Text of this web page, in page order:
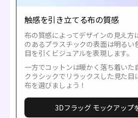
触感を引き立てる布の質感
布の質感によってデザインの見え方
のあるプラスチックの表面は明るい
目を引くビジュアルを表現します。
一方でコットンは暖かく落ち着いた
クラシックでリラックスした見た目
布を選びましょう！
3Dフラッグ モックアップ